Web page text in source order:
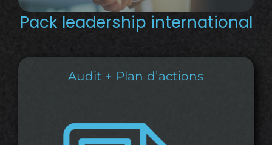
Pack leadership international
Audit + Plan d’actions